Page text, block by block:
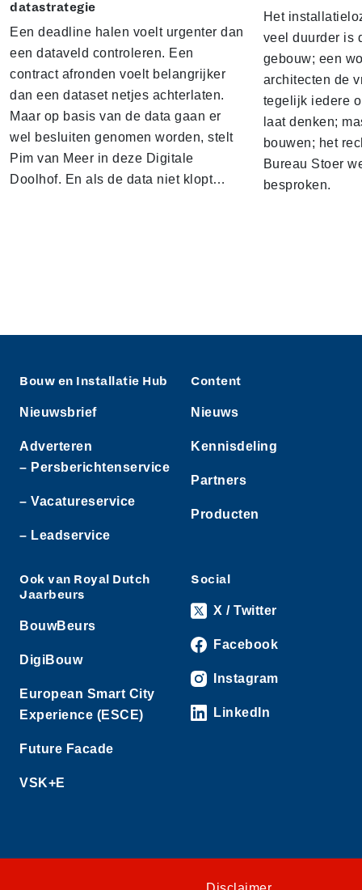
datastrategie
Een deadline halen voelt urgenter dan
een dataveld controleren. Een
contract afronden voelt belangrijker
dan een dataset netjes achterlaten.
Maar op basis van de data gaan er
wel besluiten genomen worden, stelt
Pim van Meer in deze Digitale
Doolhof. En als de data niet klopt…
Het
veel duurder is
gebouw; een
architecten de
tegelijk iedere
laat denken;
bouwen; het
Bureau Stoer
besproken.
Bouw en Installatie Hub
Nieuwsbrief
Adverteren
– Persberichtenservice
– Vacatureservice
– Leadservice
Content
Nieuws
Kennisdeling
Partners
Producten
Ook van Royal Dutch
Jaarbeurs
BouwBeurs
DigiBouw
European Smart City
Experience (ESCE)
Future Facade
VSK+E
Social
X / Twitter
Facebook
Instagram
LinkedIn